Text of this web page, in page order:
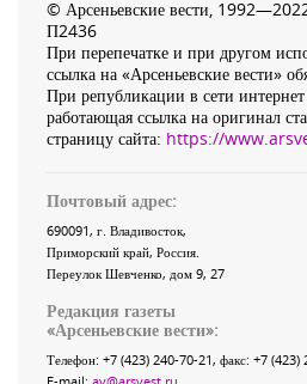
© Арсеньевские вести,
П2436
При перепечатке и при другом
ссылка на «Арсеньевские вести»
При републикации в сети интернет
работающая ссылка на оригинал
страницу сайта: https://
Почтовый адрес:
690091, г. Владивосток,
Приморский край, Россия
Переулок Шевченко, дом 9, 27
Редакция газеты
«Арсеньевские вести»:
Телефон: +7 (423) 240-70-21, факс: +7 (423)